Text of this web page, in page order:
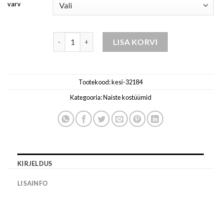
varv
LISA KORVI
Tootekood:kesi-32184
Kategooria:Naiste kostüümid
KIRJELDUS
LISAINFO